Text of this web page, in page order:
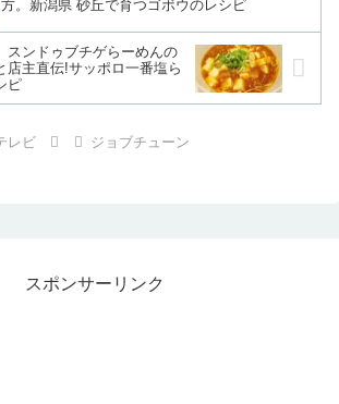
方。新潟県 砂丘で育つゴボウのレシピ
スンドゥブチゲらーめんの
店主直伝!サッポロ一番塩ら
ピ
レビ ジョブチューン
スポンサーリンク